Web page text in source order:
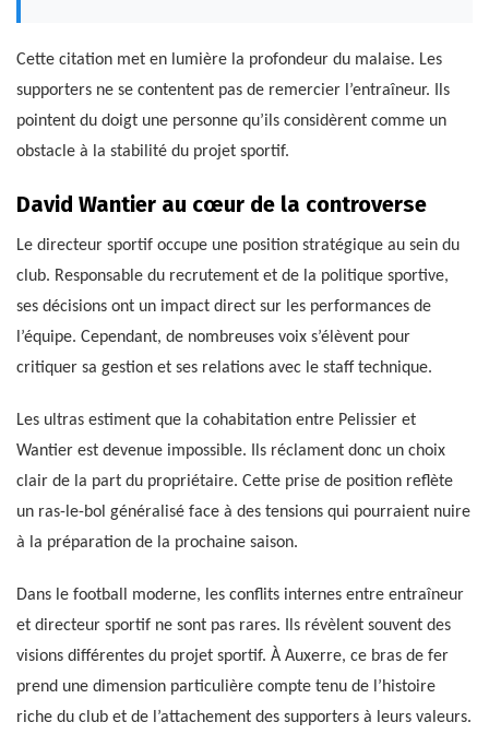
Cette citation met en lumière la profondeur du malaise. Les
supporters ne se contentent pas de remercier l’entraîneur. Ils
pointent du doigt une personne qu’ils considèrent comme un
obstacle à la stabilité du projet sportif.
David Wantier au cœur de la controverse
Le directeur sportif occupe une position stratégique au sein du
club. Responsable du recrutement et de la politique sportive,
ses décisions ont un impact direct sur les performances de
l’équipe. Cependant, de nombreuses voix s’élèvent pour
critiquer sa gestion et ses relations avec le staff technique.
Les ultras estiment que la cohabitation entre Pelissier et
Wantier est devenue impossible. Ils réclament donc un choix
clair de la part du propriétaire. Cette prise de position reflète
un ras-le-bol généralisé face à des tensions qui pourraient nuire
à la préparation de la prochaine saison.
Dans le football moderne, les conflits internes entre entraîneur
et directeur sportif ne sont pas rares. Ils révèlent souvent des
visions différentes du projet sportif. À Auxerre, ce bras de fer
prend une dimension particulière compte tenu de l’histoire
riche du club et de l’attachement des supporters à leurs valeurs.